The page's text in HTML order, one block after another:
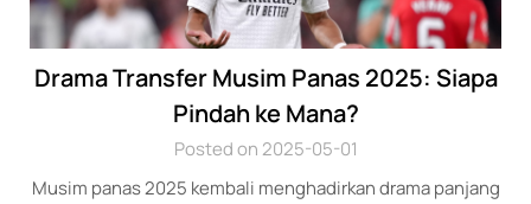
Drama Transfer Musim Panas 2025: Siapa
Pindah ke Mana?
Posted on 2025-05-01
Musim panas 2025 kembali menghadirkan drama panjang